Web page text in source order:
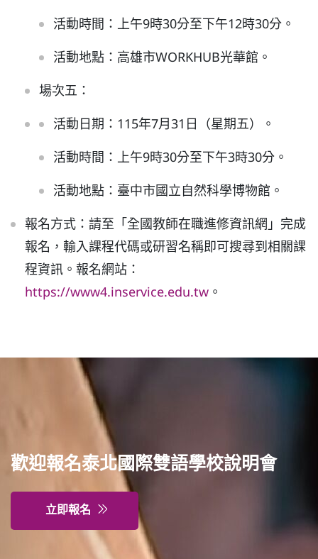
活動時間：上午9時30分至下午12時30分。
活動地點：高雄市WORKHUB光華館。
場次五：
活動日期：115年7月31日（星期五）。
活動時間：上午9時30分至下午3時30分。
活動地點：臺中市國立自然科學博物館。
報名方式：請至「全國教師在職進修資訊網」完成
報名，輸入課程代碼或研習名稱即可搜尋到相關課
程資訊。報名網站：
https://www4.inservice.edu.tw 。
歡迎報名泰北國際雙語學校說明會
立即報名